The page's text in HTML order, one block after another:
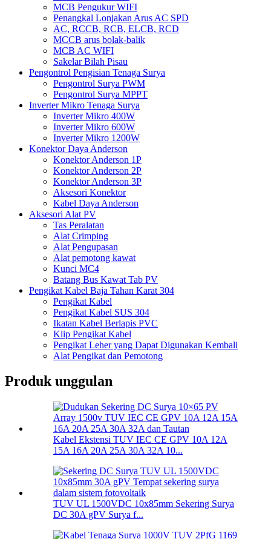
MCB Pengukur WIFI
Penangkal Lonjakan Arus AC SPD
AC, RCCB, RCB, ELCB, RCD
MCCB arus bolak-balik
MCB AC WIFI
Sakelar Bilah Pisau
Pengontrol Pengisian Tenaga Surya
Pengontrol Surya PWM
Pengontrol Surya MPPT
Inverter Mikro Tenaga Surya
Inverter Mikro 400W
Inverter Mikro 600W
Inverter Mikro 1200W
Konektor Daya Anderson
Konektor Anderson 1P
Konektor Anderson 2P
Konektor Anderson 3P
Aksesori Konektor
Kabel Daya Anderson
Aksesori Alat PV
Tas Peralatan
Alat Crimping
Alat Pengupasan
Alat pemotong kawat
Kunci MC4
Batang Bus Kawat Tab PV
Pengikat Kabel Baja Tahan Karat 304
Pengikat Kabel
Pengikat Kabel SUS 304
Ikatan Kabel Berlapis PVC
Klip Pengikat Kabel
Pengikat Leher yang Dapat Digunakan Kembali
Alat Pengikat dan Pemotong
Produk unggulan
Kabel Ekstensi TUV IEC CE GPV 10A 12A
15A 16A 20A 25A 30A 32A 10...
TUV UL 1500VDC 10x85mm Sekering Surya
DC 30A gPV Surya f...